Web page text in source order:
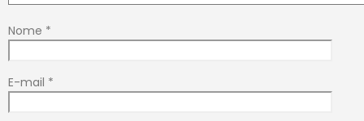
Nome *
E-mail *